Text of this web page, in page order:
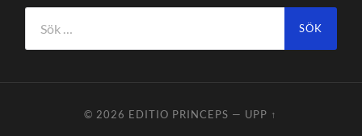
efter:
© 2026 EDITIO PRINCEPS — UPP ↑